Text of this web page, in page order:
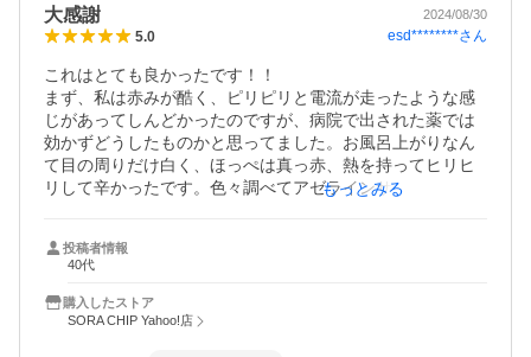
大感謝 2024/08/30
5.0 esd********さん
これはとても良かったです！！
まず、私は赤みが酷く、ピリピリと電流が走ったような感
じがあってしんどかったのですが、病院で出された薬では
効かずどうしたものかと思ってました。お風呂上がりなん
て目の周りだけ白く、ほっぺは真っ赤、熱を持ってヒリヒ
リして辛かったです。色々調べてアゼラインサンがいいと
れているのと同じだなー我慢しなきゃと思い、家事をして
いるうちにピリピリ感は治まってきて寝る頃には全くない
です。
数週間後驚いたことに見事にこの赤みは治り、元の人間の
もっとみる
投稿者情報
40代
購入したストア
SORA CHIP Yahoo!店